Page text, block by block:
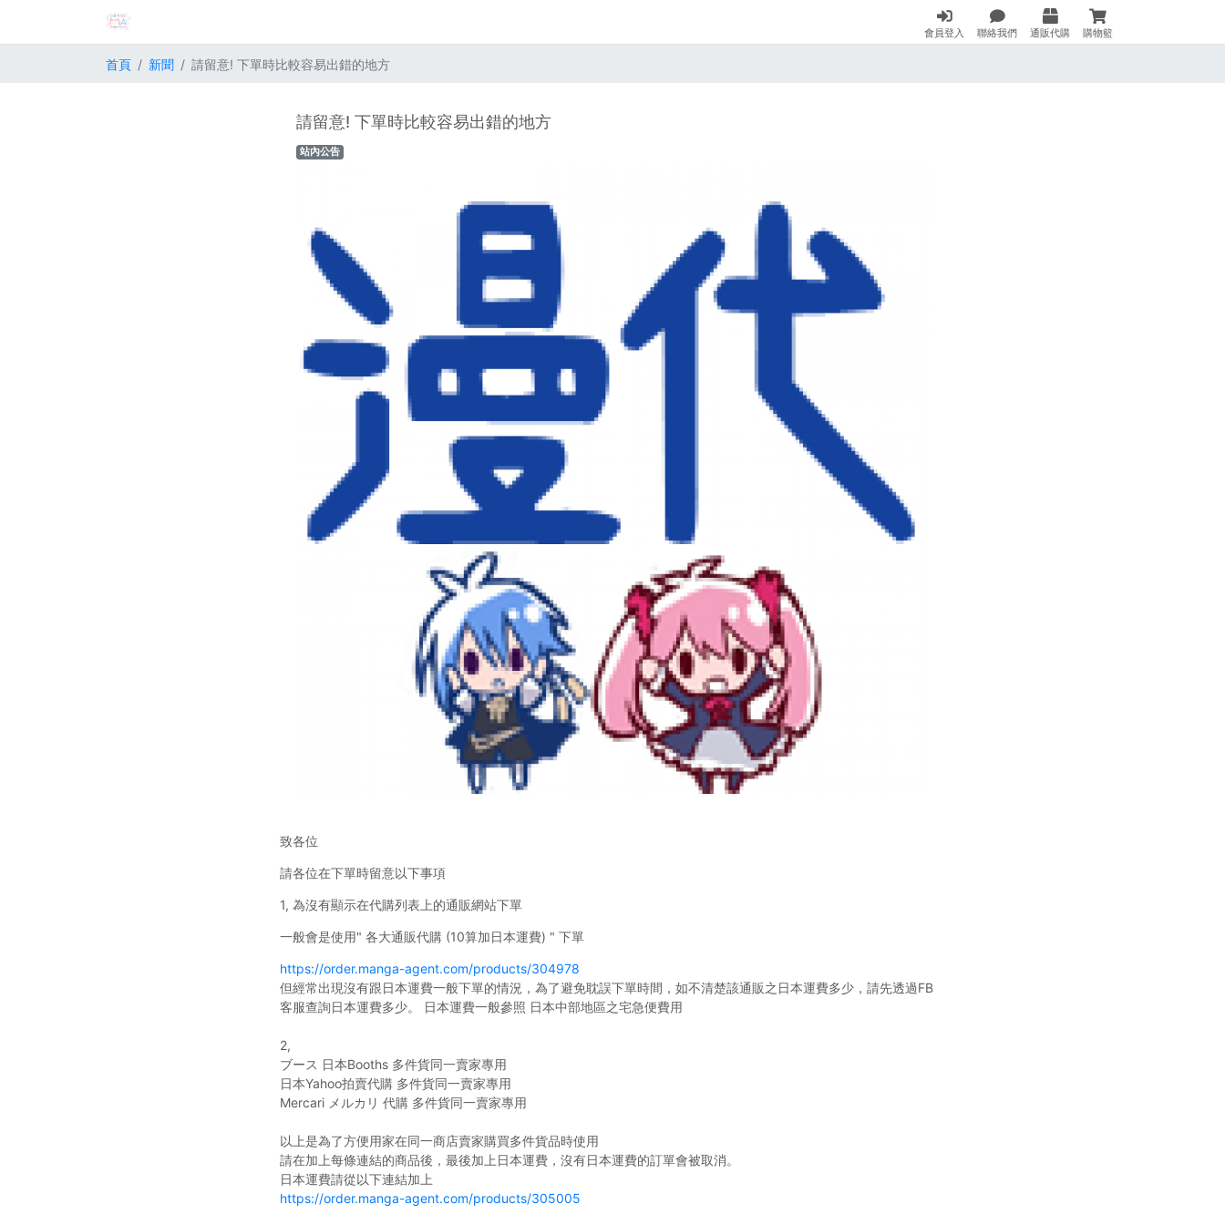
會員登入 聯絡我們 通販代購 購物籃
首頁 新聞 請留意! 下單時比較容易出錯的地方
請留意! 下單時比較容易出錯的地方
站內公告
致各位
請各位在下單時留意以下事項
1, 為沒有顯示在代購列表上的通販網站下單
一般會是使用" 各大通販代購 (10算加日本運費) " 下單
https://order.manga-agent.com/products/304978
但經常出現沒有跟日本運費一般下單的情況，為了避免耽誤下單時間，如不清楚該通販之日本運費多少，請先透過FB
客服查詢日本運費多少。 日本運費一般參照 日本中部地區之宅急便費用
2,
ブース 日本Booths 多件貨同一賣家專用
日本Yahoo拍賣代購 多件貨同一賣家專用
Mercari メルカリ 代購 多件貨同一賣家專用
以上是為了方便用家在同一商店賣家購買多件貨品時使用
請在加上每條連結的商品後，最後加上日本運費，沒有日本運費的訂單會被取消。
日本運費請從以下連結加上
https://order.manga-agent.com/products/305005